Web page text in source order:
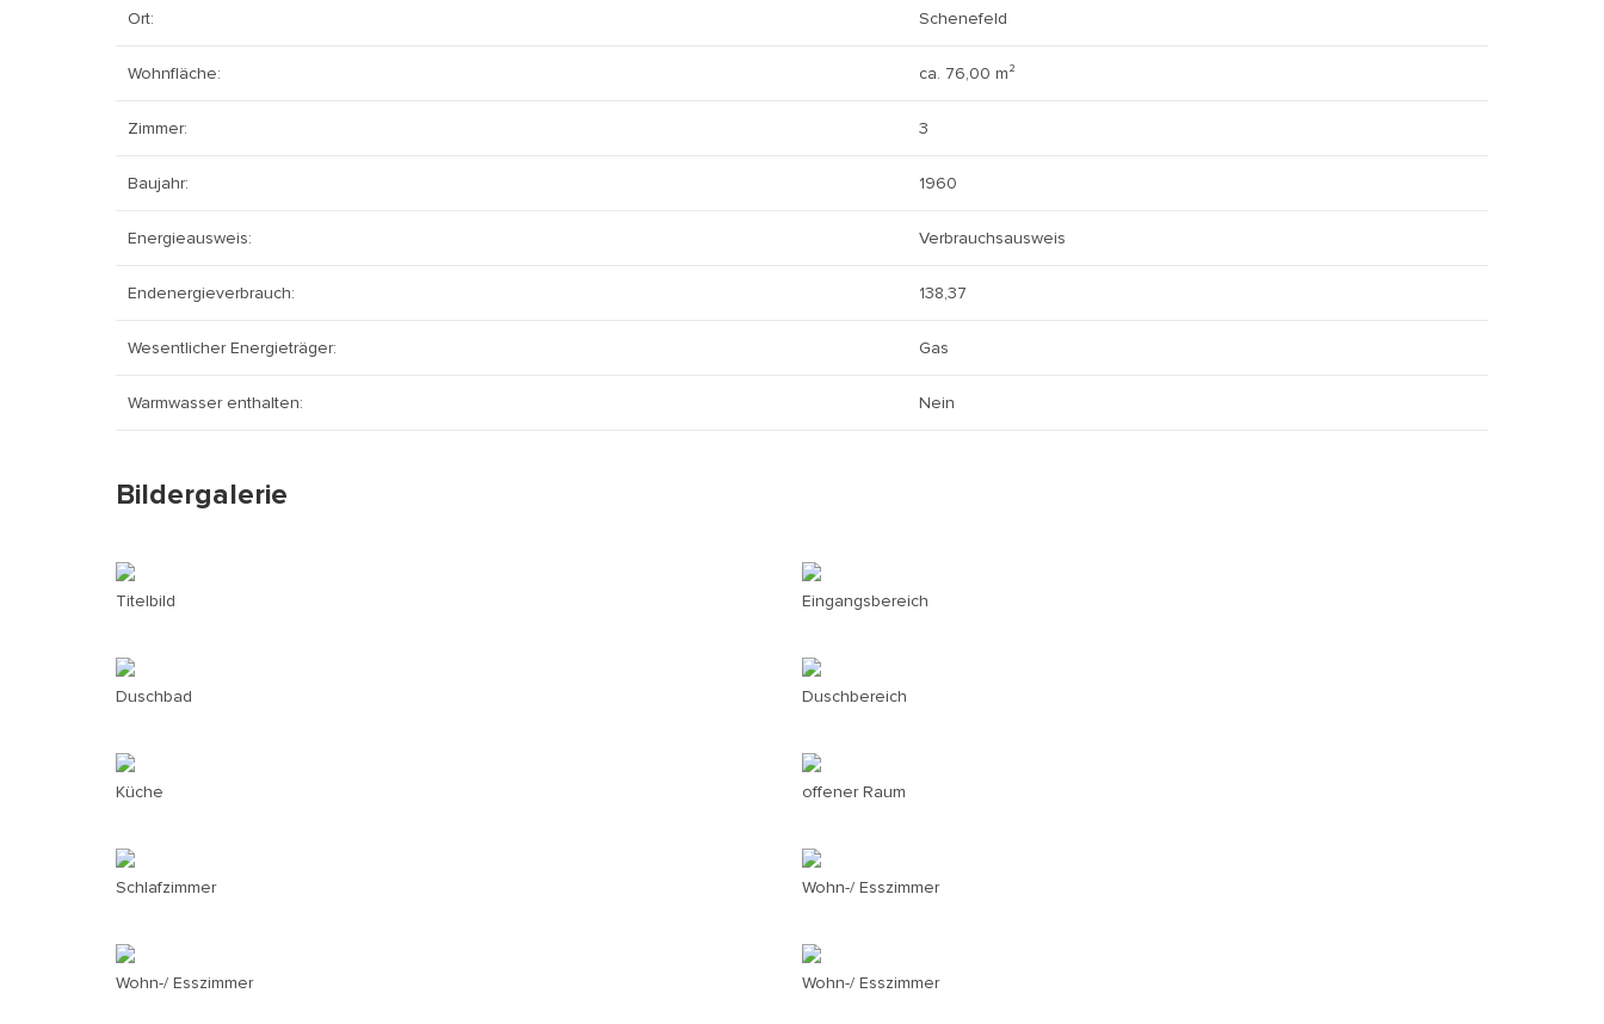
Ort: Schenefeld
Wohnfläche: ca. 76,00 m²
Zimmer: 3
Baujahr: 1960
Energieausweis: Verbrauchsausweis
Endenergieverbrauch: 138,37
Wesentlicher Energieträger: Gas
Warmwasser enthalten: Nein
Bildergalerie
Titelbild Eingangsbereich
Duschbad Duschbereich
Küche offener Raum
Schlafzimmer Wohn-/ Esszimmer
Wohn-/ Esszimmer Wohn-/ Esszimmer